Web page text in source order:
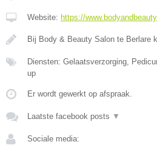
Website: https://
Bij Body & Beauty Salon te Berlare
Diensten: Gelaatsverzorging,
up
Er wordt gewerkt op afspraak.
Laatste facebook posts ▼
Sociale media: